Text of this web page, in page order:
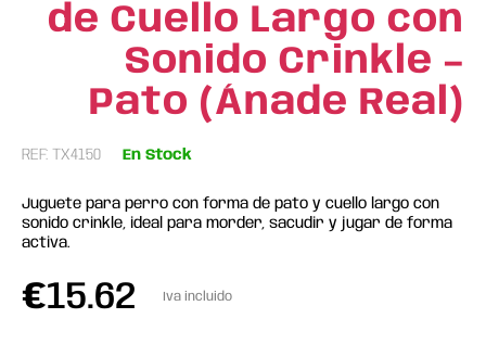
de Cuello Largo con
Sonido Crinkle –
Pato (Ánade Real)
REF: TX4150 En Stock
Juguete para perro con forma de pato y cuello largo con
sonido crinkle, ideal para morder, sacudir y jugar de forma
activa.
€15.62 Iva incluido